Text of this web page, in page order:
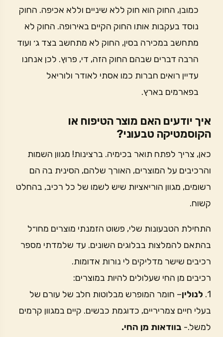
כמובן, החוק הוא חוק ללא שיניים וללא אכיפה. החוק
נוסד בעקבות אותו החוק הקיים באירופה. החוק לא
מתחשב במכירה בסין, החוק לא מתחשב בצד ג׳ ועוד
הרבה דברים שבהם החוק הזה, די, פרוץ. לכן אנחנו
עדיין רואים חברות כמו אסתי לאודר ולוריאל
בפארמים בארץ.
איך יודעים האם מוצר הטיפוח או
הקוסמטיקה טבעוני?
כאן, צריך לפתח תואר בכימיה. ברצינות! מגוון השמות
והרכיבים על המוצרים, האורך שלהם, הסינית בה הם
רשומים, מגוון הוריאציות שיש לשמו של כל רכיב, בהחלט
קשוח.
התחילת הטבעונות שלי, פשוט הזמנתי מוצרים מחו״ל
בהתאם להמלצות בבלוגים השונים. עד שלמדתי מספר
רכיבים שישר מדליקים לי נורות אדומות.
רכיבים מן החי שעלולים להיות במוצרים:
1. לנולין– חומר המופרש מבלוטות חלב של עורם של
בעלי חיים צמריריים, כדוגמת כבשים. קיים במגוון קרמים
למשל.- בוודאות מן החי.